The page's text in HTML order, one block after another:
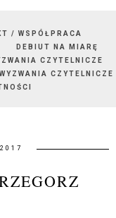
/ WSPÓŁPRACA
DEBIUT NA MIARĘ
CZYTELNICZE
WYZWANIA CZYTELNICZE